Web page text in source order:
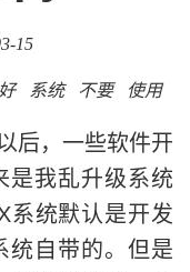
15
系统 不要 使用
后，一些软件开
是我乱升级系统
系统默认是开发
统自带的。但是